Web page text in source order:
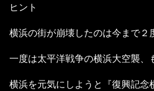
ヒント
横浜の街が崩壊したのは今まで２
一度は太平洋戦争の横浜大空襲、
横浜を元気にしようと『復興記念